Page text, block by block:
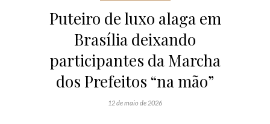
Puteiro de luxo alaga em
Brasília deixando
participantes da Marcha
dos Prefeitos “na mão”
12 de maio de 2026